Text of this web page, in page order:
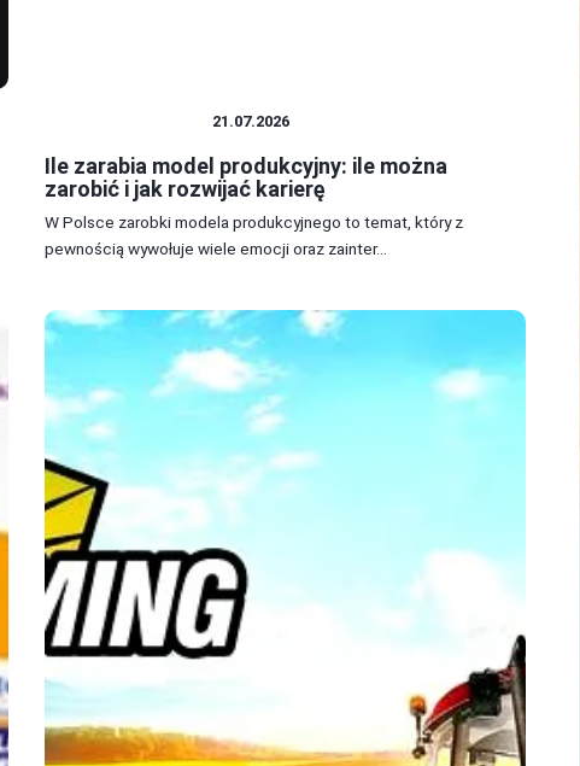
21.07.2026
Ile zarabia model produkcyjny: ile można
zarobić i jak rozwijać karierę
W Polsce zarobki modela produkcyjnego to temat, który z
pewnością wywołuje wiele emocji oraz zainter...